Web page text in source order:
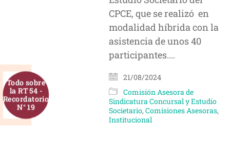
Todo sobre
la RT 54 -
Recordatorio
N° 19
CPCE, que se realizó en
modalidad híbrida con la
asistencia de unos 40
participantes.…
21/08/2024
Comisión Asesora de
Sindicatura Concursal y Estudio
Societario,Comisiones Asesoras,
Institucional